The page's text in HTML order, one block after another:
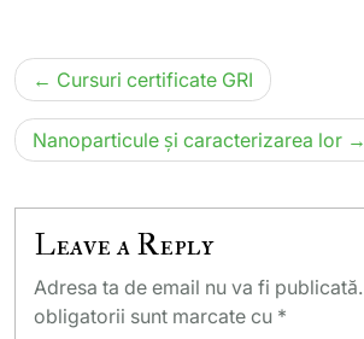
Navigare
în
articole
Cursuri certificate GRI
Nanoparticule și caracterizarea lor
Leave a Reply
Adresa ta de email nu va fi publicată.
obligatorii sunt marcate cu *